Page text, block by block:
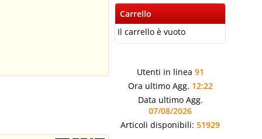
Carrello
Il carrello è vuoto
Utenti in linea 91
Ora ultimo Agg. 12:22
Data ultimo Agg.
07/08/2026
Articoli disponibili: 51929